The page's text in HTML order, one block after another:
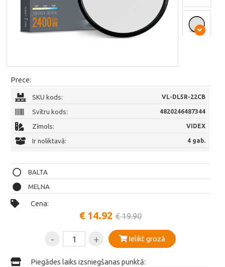
Prece:
SKU kods: VL-DL5R-22CB
Svītru kods: 4820246487344
Zīmols: VIDEX
Ir noliktavā: 4 gab.
BALTA
MELNA
Cena:
€ 14.92 € 19.90
- + Ielikt grozā
Piegādes laiks izsniegšanas punktā: